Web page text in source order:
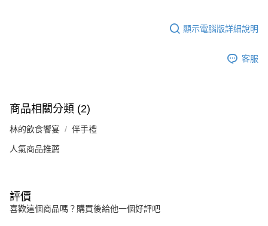
顯示電腦版詳細說明
客服
商品相關分類 (2)
林的飲食饗宴 伴手禮
人氣商品推薦
評價
喜歡這個商品嗎？購買後給他一個好評吧